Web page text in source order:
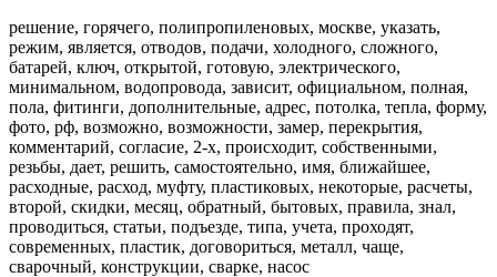
решение, горячего, полипропиленовых, москве, указать,
режим, является, отводов, подачи, холодного, сложного,
батарей, ключ, открытой, готовую, электрического,
минимальном, водопровода, зависит, официальном, полная,
пола, фитинги, дополнительные, адрес, потолка, тепла, форму,
фото, рф, возможно, возможности, замер, перекрытия,
комментарий, согласие, 2-х, происходит, собственными,
резьбы, дает, решить, самостоятельно, имя, ближайшее,
расходные, расход, муфту, пластиковых, некоторые, расчеты,
второй, скидки, месяц, обратный, бытовых, правила, знал,
проводиться, статьи, подъезде, типа, учета, проходят,
современных, пластик, договориться, металл, чаще,
сварочный, конструкции, сварке, насос